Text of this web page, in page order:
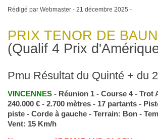
Rédigé par Webmaster - 21 décembre 2025 -
PRIX TENOR DE
(Qualif 4 Prix
Pmu Résultat du Quinté + du
VINCENNES- Réunion 1 - Course 4 - Trot
240.000 € - 2.700 mètres - 17 partants -
piste - Corde à gauche - Terrain: Bon -
Vent: 15 Km/h